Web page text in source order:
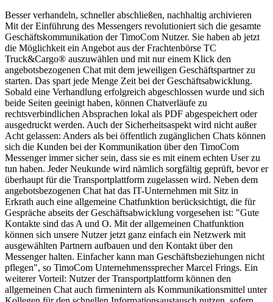
Besser verhandeln, schneller abschließen, nachhaltig archivieren
Mit der Einführung des Messengers revolutioniert sich die gesamte
Geschäftskommunikation der TimoCom Nutzer. Sie haben ab jetzt
die Möglichkeit ein Angebot aus der Frachtenbörse TC
Truck&Cargo® auszuwählen und mit nur einem Klick den
angebotsbezogenen Chat mit dem jeweiligen Geschäftspartner zu
starten. Das spart jede Menge Zeit bei der Geschäftsabwicklung.
Sobald eine Verhandlung erfolgreich abgeschlossen wurde und sich
beide Seiten geeinigt haben, können Chatverläufe zu
rechtsverbindlichen Absprachen lokal als PDF abgespeichert oder
ausgedruckt werden. Auch der Sicherheitsaspekt wird nicht außer
Acht gelassen: Anders als bei öffentlich zugänglichen Chats können
sich die Kunden bei der Kommunikation über den TimoCom
Messenger immer sicher sein, dass sie es mit einem echten User zu
tun haben. Jeder Neukunde wird nämlich sorgfältig geprüft, bevor er
überhaupt für die Transportplattform zugelassen wird. Neben dem
angebotsbezogenen Chat hat das IT-Unternehmen mit Sitz in
Erkrath auch eine allgemeine Chatfunktion berücksichtigt, die für
Gespräche abseits der Geschäftsabwicklung vorgesehen ist: "Gute
Kontakte sind das A und O. Mit der allgemeinen Chatfunktion
können sich unsere Nutzer jetzt ganz einfach ein Netzwerk mit
ausgewählten Partnern aufbauen und den Kontakt über den
Messenger halten. Einfacher kann man Geschäftsbeziehungen nicht
pflegen", so TimoCom Unternehmenssprecher Marcel Frings. Ein
weiterer Vorteil: Nutzer der Transportplattform können den
allgemeinen Chat auch firmenintern als Kommunikationsmittel unter